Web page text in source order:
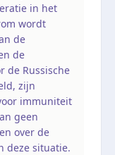
in het
wordt
de
de
de Russische
zijn
immuniteit
geen
over de
deze situatie.